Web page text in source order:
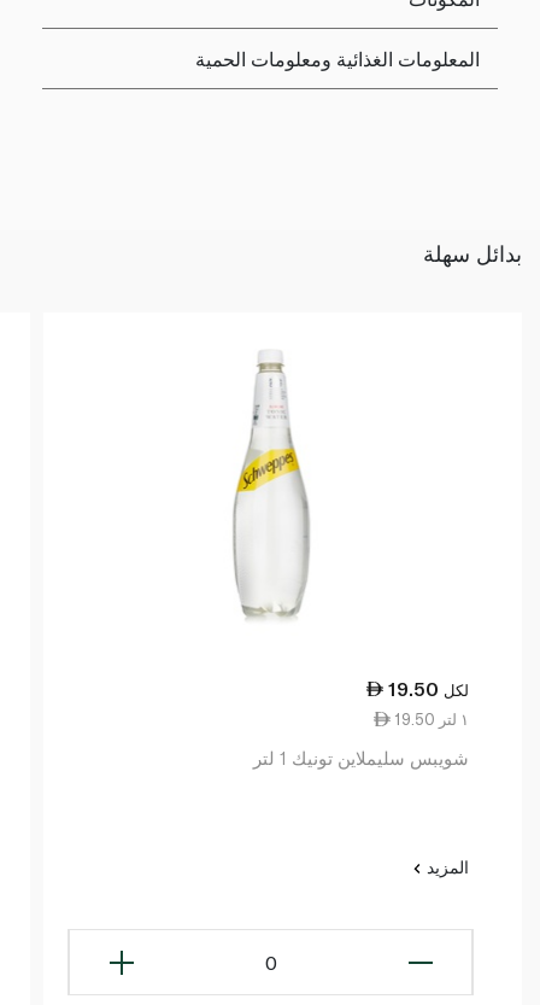
المعلومات الغذائية ومعلومات الحمية
بدائل سهلة
19.50 لكل
19.50 ١ لتر
شويبس سليملاين تونيك 1 لتر
المزيد
0